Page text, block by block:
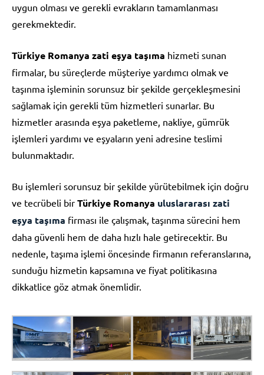
uygun olması ve gerekli evrakların tamamlanması
gerekmektedir.
Türkiye Romanya zati eşya taşıma hizmeti sunan
firmalar, bu süreçlerde müşteriye yardımcı olmak ve
taşınma işleminin sorunsuz bir şekilde gerçekleşmesini
sağlamak için gerekli tüm hizmetleri sunarlar. Bu
hizmetler arasında eşya paketleme, nakliye, gümrük
işlemleri yardımı ve eşyaların yeni adresine teslimi
bulunmaktadır.
Bu işlemleri sorunsuz bir şekilde yürütebilmek için doğru
ve tecrübeli bir Türkiye Romanya uluslararası zati
eşya taşıma firması ile çalışmak, taşınma sürecini hem
daha güvenli hem de daha hızlı hale getirecektir. Bu
nedenle, taşıma işlemi öncesinde firmanın referanslarına,
sunduğu hizmetin kapsamına ve fiyat politikasına
dikkatlice göz atmak önemlidir.